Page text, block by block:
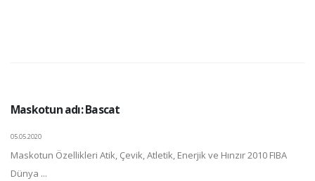
Maskotun adı: Bascat
05.05.2020
Maskotun Özellikleri Atik, Çevik, Atletik, Enerjik ve Hınzır 2010 FIBA
Dünya ...